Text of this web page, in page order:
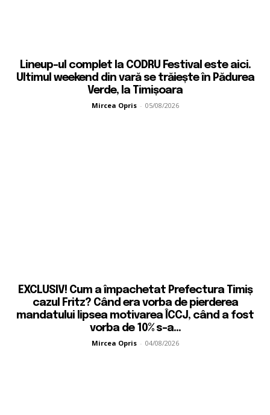
Lineup-ul complet la CODRU Festival este aici.
Ultimul weekend din vară se trăiește în Pădurea
Verde, la Timișoara
Mircea Opris - 05/08/2026
EXCLUSIV! Cum a împachetat Prefectura Timiș
cazul Fritz? Când era vorba de pierderea
mandatului lipsea motivarea ÎCCJ, când a fost
vorba de 10% s-a...
Mircea Opris - 04/08/2026